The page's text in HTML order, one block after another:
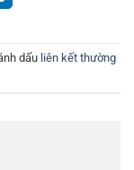
dấu liên kết thường